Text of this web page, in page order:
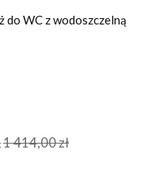
do WC z wodoszczelną
1 414,00 zł